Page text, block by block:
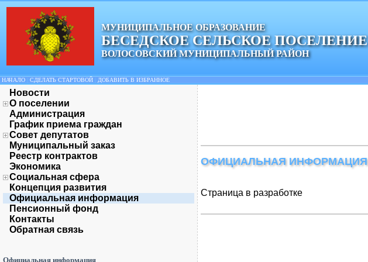
МУНИЦИПАЛЬНОЕ ОБРАЗОВАНИЕ
БЕСЕДСКОЕ СЕЛЬСКОЕ ПОСЕЛЕНИЕ
ВОЛОСОВСКИЙ МУНИЦИПАЛЬНЫЙ РАЙОН
НАЧАЛО СДЕЛАТЬ СТАРТОВОЙ ДОБАВИТЬ В ИЗБРАННОЕ
Новости
О поселении
Администрация
График приема граждан
Совет депутатов
Муниципальный заказ
Реестр контрактов
Экономика
Социальная сфера
Концепция развития
Официальная информация
Пенсионный фонд
Контакты
Обратная связь
Официальная информация
ОФИЦИАЛЬНАЯ ИНФОРМАЦИЯ
Страница в разработке